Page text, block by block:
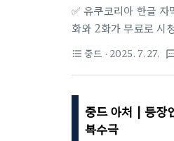
✅ 유쿠코리아 한글
화와 2화가 무료로 시
있어 시청이 한층 편
작, 기연의 그림자화
작된다. 가족과 떨어진
되고, 시험에는 떨어
format_list_bulleted 중드 · 2025. 7. 27.
중드 아처 | 등장
복수극